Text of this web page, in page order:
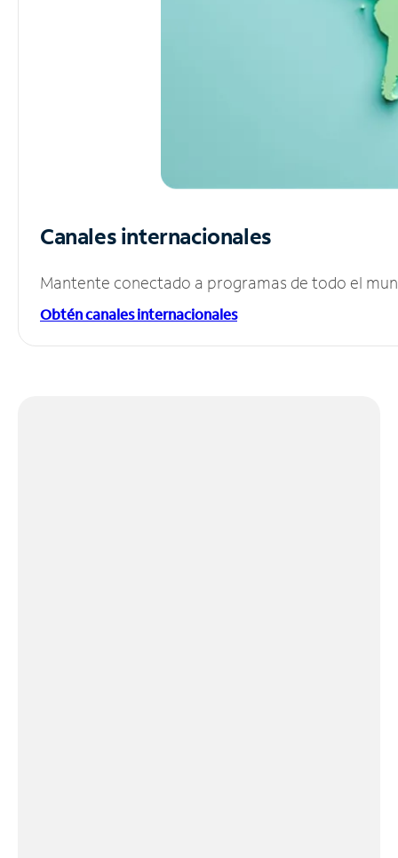
Canales internacionales
Mantente conectado a programas de todo el
Obtén canales internacionales